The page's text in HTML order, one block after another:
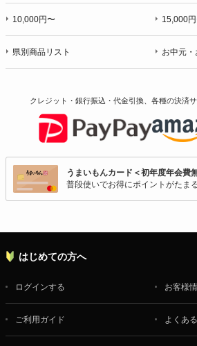
10,000円〜 15,000
県別商品リスト お中元
クレジット・銀行振込・代金引換、各種の決済
うまいもんカード＜初年度年会費
普段使いでお得にポイントがたま
はじめての方へ
ログインする お客様
ご利用ガイド よくあ